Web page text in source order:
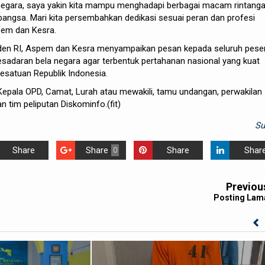
saya yakin kita mampu menghadapi berbagai macam
Mari kita persembahkan dedikasi sesuai peran dan profesi
dan Kesra.
RI, Aspem dan Kesra menyampaikan pesan kepada seluruh
bela negara agar terbentuk pertahanan nasional yang kuat
Republik Indonesia.
OPD, Camat, Lurah atau mewakili, tamu undangan, perwakilan
tim peliputan Diskominfo.(fit)
Share 0
Share Share
Posting